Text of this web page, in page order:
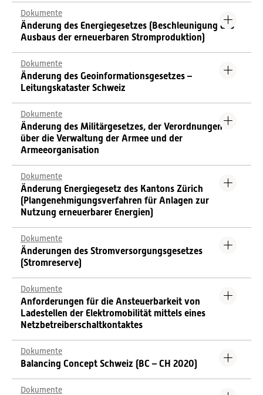
Dokumente
Änderung des Energiegesetzes (Beschleunigung des
Ausbaus der erneuerbaren Stromproduktion)
Dokumente
Änderung des Geoinformationsgesetzes –
Leitungskataster Schweiz
Dokumente
Änderung des Militärgesetzes, der Verordnungen
über die Verwaltung der Armee und der
Armeeorganisation
Dokumente
Änderung Energiegesetz des Kantons Zürich
(Plangenehmigungsverfahren für Anlagen zur
Nutzung erneuerbarer Energien)
Dokumente
Änderungen des Stromversorgungsgesetzes
(Stromreserve)
Dokumente
Anforderungen für die Ansteuerbarkeit von
Ladestellen der Elektromobilität mittels eines
Netzbetreiberschaltkontaktes
Dokumente
Balancing Concept Schweiz (BC – CH 2020)
Dokumente